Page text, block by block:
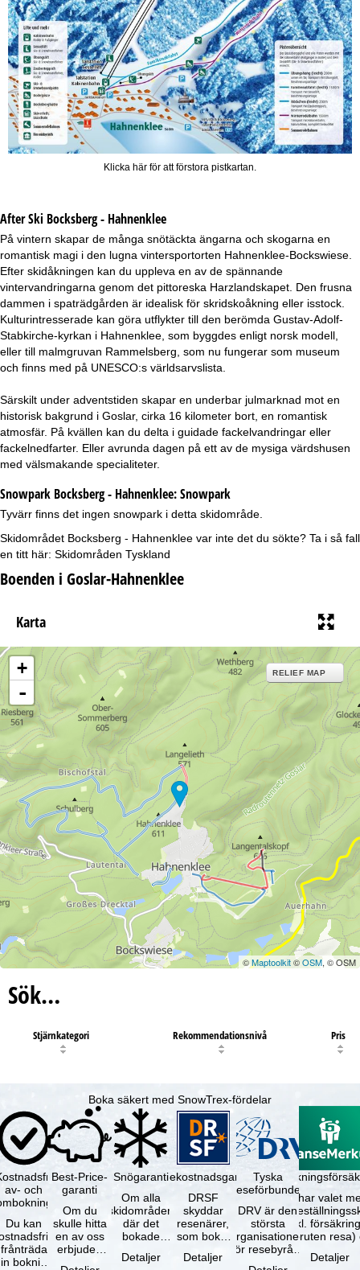
Klicka här för att förstora pistkartan.
After Ski Bocksberg - Hahnenklee
På vintern skapar de många snötäckta ängarna och skogarna en
romantisk magi i den lugna vintersportorten Hahnenklee-Bockswiese.
Efter skidåkningen kan du uppleva en av de spännande
vintervandringarna genom det pittoreska Harzlandskapet. Den frusna
dammen i spaträdgården är idealisk för skridskoåkning eller isstock.
Kulturintresserade kan göra utflykter till den berömda Gustav-Adolf-
Stabkirche-kyrkan i Hahnenklee, som byggdes enligt norsk modell,
eller till malmgruvan Rammelsberg, som nu fungerar som museum
och finns med på UNESCO:s världsarvslista.
Särskilt under adventstiden skapar en underbar julmarknad mot en
historisk bakgrund i Goslar, cirka 16 kilometer bort, en romantisk
atmosfär. På kvällen kan du delta i guidade fackelvandringar eller
fackelnedfarter. Eller avrunda dagen på ett av de mysiga värdshusen
med välsmakande specialiteter.
Snowpark Bocksberg - Hahnenklee:Snowpark
Tyvärr finns det ingen snowpark i detta skidområde.
Skidområdet Bocksberg - Hahnenklee var inte det du sökte? Ta i så fall
en titt här: Skidområden Tyskland
Boenden i Goslar-Hahnenklee
Karta
+
-
RELIEF MAP
©Maptoolkit©OSM, © OSM
Sök…
Stjärnkategori Rekommendationsnivå Pris
Boka säkert med SnowTrex-fördelar
av- och
Du kan
frånträda
bokning
Best-Price-
garanti
Om du
skulle hitta
en av oss
erbjuden
Snögaranti
Om alla
skidområden
där det
bokade
gäller –
Detaljer
Resekostnadsgaranti
DRSF
skyddar
resenärer,
som bokat
paketresa
Detaljer
Tyska
reseförbundet
DRV är den
största
organisationen
för resebyråer
Du har valet
(inkl.
avbruten resa)
Detaljer